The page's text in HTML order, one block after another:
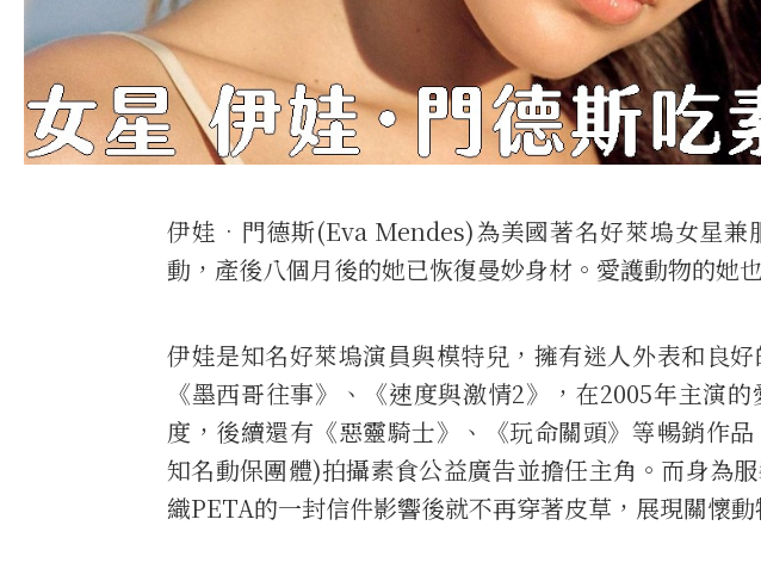
伊娃•門德斯(Eva Mendes)為美國著名好萊塢女星兼
動，產後八個月後的她已恢復曼妙身材。愛護動物的她
伊娃是知名好萊塢演員與模特兒，擁有迷人外表和良
《墨西哥往事》、《速度與激情2》，在2005年主演
度，後續還有《惡靈騎士》、《玩命關頭》等暢銷作
知名動保團體)拍攝素食公益廣告並擔任主角。而身為
織PETA的一封信件影響後就不再穿著皮草，展現關懷動